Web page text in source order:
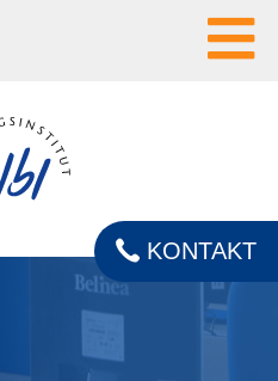
KONTAKT